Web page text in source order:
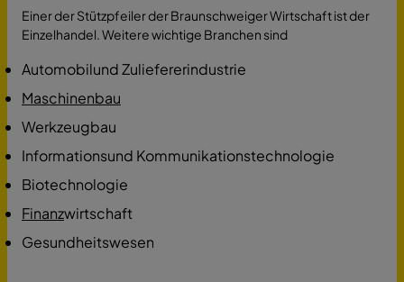
Einer der Stützpfeiler der Braunschweiger Wirtschaft ist der
Einzelhandel. Weitere wichtige Branchen sind
Automobilund Zuliefererindustrie
Maschinenbau
Werkzeugbau
Informationsund Kommunikationstechnologie
Biotechnologie
Finanzwirtschaft
Gesundheitswesen